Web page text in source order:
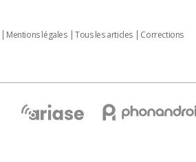
Mentions légales Tous les articles
Corrections